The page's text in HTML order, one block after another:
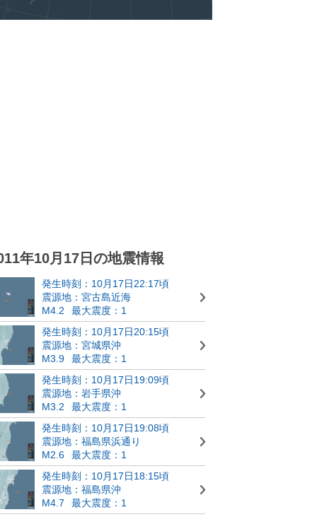
年10月17日の地震情報
発生時刻：10月17日22:17頃
震源地：宮古島近海
M4.2
最大震度：1
発生時刻：10月17日20:15頃
震源地：宮城県沖
M3.9
最大震度：1
発生時刻：10月17日19:09頃
震源地：岩手県沖
M3.2
最大震度：1
発生時刻：10月17日19:08頃
震源地：福島県浜通り
M2.6
最大震度：1
発生時刻：10月17日18:15頃
震源地：福島県沖
M4.7
最大震度：1